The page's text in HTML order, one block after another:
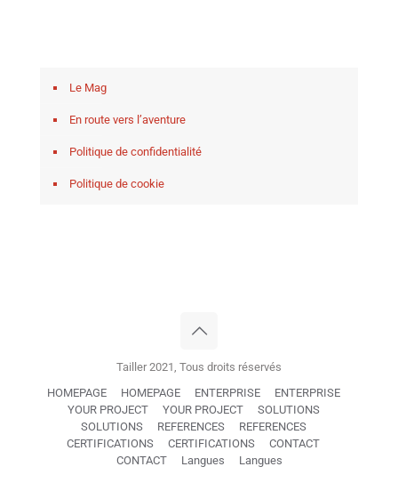
Le Mag
En route vers l’aventure
Politique de confidentialité
Politique de cookie
Tailler 2021, Tous droits réservés
HOMEPAGE
HOMEPAGE ENTERPRISE
ENTERPRISE
YOUR PROJECT
YOUR PROJECT
SOLUTIONS
SOLUTIONS
REFERENCES
REFERENCES
CERTIFICATIONS
CERTIFICATIONS
CONTACT
CONTACT
Langues Langues